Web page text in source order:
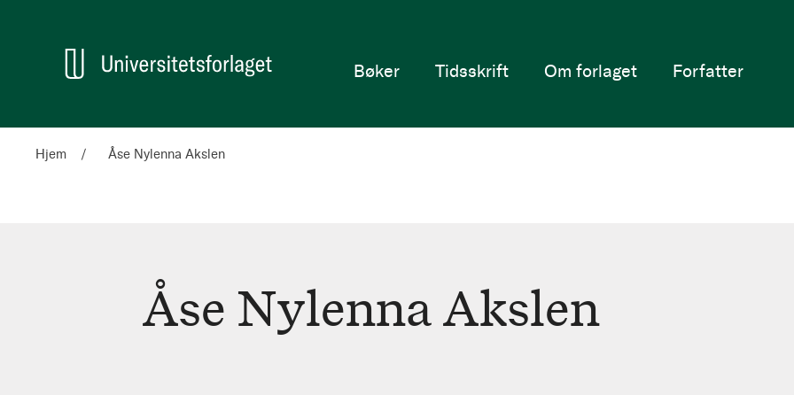
Hjem
Bøker Tidsskrift Om forlaget Forfatter
Hjem Åse Nylenna Akslen
Åse Nylenna Akslen